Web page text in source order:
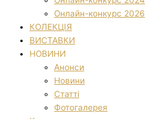
Онлайн-конкурс 2026
КОЛЕКЦІЯ
ВИСТАВКИ
НОВИНИ
Анонси
Новини
Статті
Фотогалерея